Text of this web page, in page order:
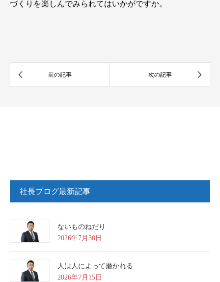
づくりを楽しんでみられてはいかがですか。
社長ブログ最新記事
ないものねだり
2026年7月30日
人は人によって磨かれる
2026年7月15日